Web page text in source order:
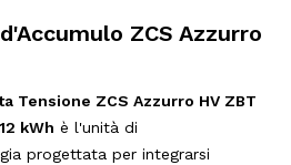
ZCS Azzurro
Tensione ZCS Azzurro HV ZBT
kWh è l'unità di
progettata per integrarsi